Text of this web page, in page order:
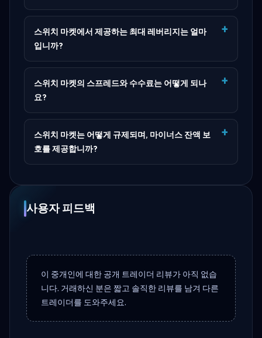
스위치 마켓에서 제공하는 최대 레버리지는 얼마
입니까?
스위치 마켓의 스프레드와 수수료는 어떻게 되나
요?
스위치 마켓는 어떻게 규제되며, 마이너스 잔액 보
호를 제공합니까?
사용자 피드백
이 중개인에 대한 공개 트레이더 리뷰가 아직 없습
니다. 거래하신 분은 짧고 솔직한 리뷰를 남겨 다른
트레이더를 도와주세요.